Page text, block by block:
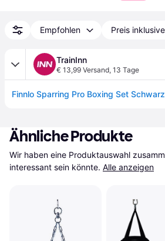
Empfohlen Preis
TrainInn
€ 13,99 Versand, 13 Tage
Finnlo Sparring Pro Boxing Set Schwarz
Ähnliche Produkte
Wir haben eine Produktauswahl
interessant sein könnte. Alle anzeigen